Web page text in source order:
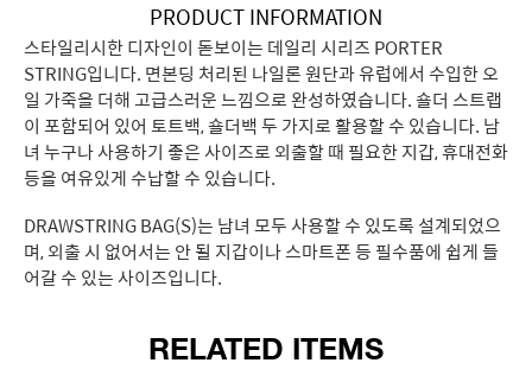
PRODUCT INFORMATION
스타일리시한 디자인이 돋보이는 데일리 시리즈 PORTER
STRING입니다. 면본딩 처리된 나일론 원단과 유럽에서 수입한 오
일 가죽을 더해 고급스러운 느낌으로 완성하였습니다. 숄더 스트랩
이 포함되어 있어 토트백, 숄더백 두 가지로 활용할 수 있습니다. 남
녀 누구나 사용하기 좋은 사이즈로 외출할 때 필요한 지갑, 휴대전화
등을 여유있게 수납할 수 있습니다.
DRAWSTRING BAG(S)는 남녀 모두 사용할 수 있도록 설계되었으
며, 외출 시 없어서는 안 될 지갑이나 스마트폰 등 필수품에 쉽게 들
어갈 수 있는 사이즈입니다.
RELATED ITEMS